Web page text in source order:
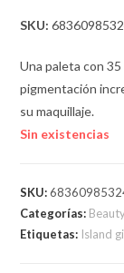
SKU:
Una paleta con
pigmentación
su maquillaje.
Sin existencias
SKU:
Categorías:
Etiquetas: Island